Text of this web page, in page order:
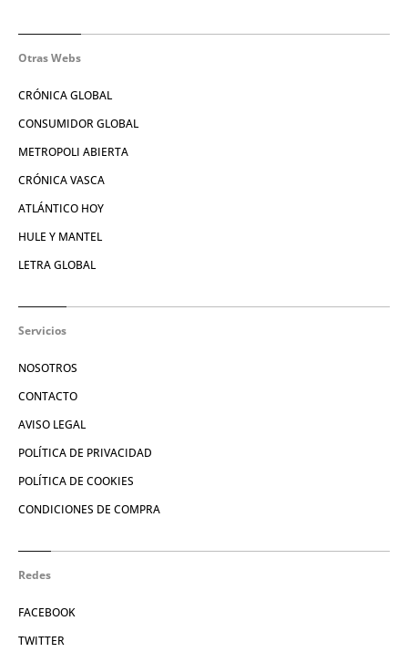
Otras Webs
CRÓNICA GLOBAL
CONSUMIDOR GLOBAL
METROPOLI ABIERTA
CRÓNICA VASCA
ATLÁNTICO HOY
HULE Y MANTEL
LETRA GLOBAL
Servicios
NOSOTROS
CONTACTO
AVISO LEGAL
POLÍTICA DE PRIVACIDAD
POLÍTICA DE COOKIES
CONDICIONES DE COMPRA
Redes
FACEBOOK
TWITTER